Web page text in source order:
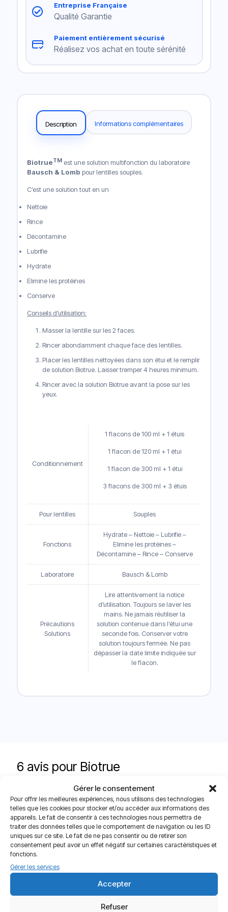
Gérer le consentement
Pour offrir les meilleures expériences, nous utilisons des technologies
telles que les cookies pour stocker et/ou accéder aux informations des
appareils. Le fait de consentir à ces technologies nous permettra de
traiter des données telles que le comportement de navigation ou les ID
uniques sur ce site. Le fait de ne pas consentir ou de retirer son
consentement peut avoir un effet négatif sur certaines caractéristiques et
fonctions.
Gérer les services
Accepter
Refuser
Entreprise Française
Qualité Garantie
Paiement entièrement sécurisé
Réalisez vos achat en toute sérénité
Description Informations complémentaires
BiotrueTMest une solution multifonction du laboratoire
Bausch & Lomb pour lentilles souples.
C’est une solution tout en un
Nettoie
Rince
Décontamine
Lubrifie
Hydrate
Elimine les protéines
Conserve
Conseils d’utilisation:
Masser la lentille sur les 2 faces.
Rincer abondamment chaque face des lentilles.
Placer les lentilles nettoyées dans son étui et le remplir
de solution Biotrue. Laisser tremper 4 heures minimum.
Rincer avec la solution Biotrue avant la pose sur les
yeux.
Conditionnement
1 flacons de 100 ml + 1 étuis
1 flacon de 120 ml + 1 étui
1 flacon de 300 ml + 1 étui
3 flacons de 300 ml + 3 étuis
Pour lentilles Souples
Fonctions
Hydrate – Nettoie – Lubrifie –
Elimine les protéines –
Décontamine – Rince – Conserve
Laboratoire Bausch & Lomb
Précautions
Solutions
Lire attentivement la notice
d’utilisation. Toujours se laver les
mains. Ne jamais réutiliser la
solution contenue dans l’étui une
seconde fois. Conserver votre
solution toujours fermée. Ne pas
dépasser la date limite indiquée sur
le flacon.
6 avis pour Biotrue
4,5
Basé sur 6 avis
5
4
16%